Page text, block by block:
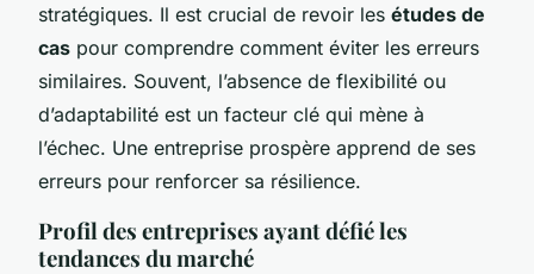
stratégiques. Il est crucial de revoir les études de
cas pour comprendre comment éviter les erreurs
similaires. Souvent, l’absence de flexibilité ou
d’adaptabilité est un facteur clé qui mène à
l’échec. Une entreprise prospère apprend de ses
erreurs pour renforcer sa résilience.
Profil des entreprises ayant défié les
tendances du marché